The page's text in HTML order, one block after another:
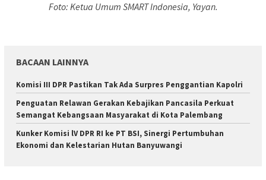
Foto: Ketua Umum SMART Indonesia, Yayan.
BACAAN LAINNYA
Komisi III DPR Pastikan Tak Ada Surpres Penggantian Kapolri
Penguatan Relawan Gerakan Kebajikan Pancasila Perkuat
Semangat Kebangsaan Masyarakat di Kota Palembang
Kunker Komisi lV DPR RI ke PT BSI, Sinergi Pertumbuhan
Ekonomi dan Kelestarian Hutan Banyuwangi